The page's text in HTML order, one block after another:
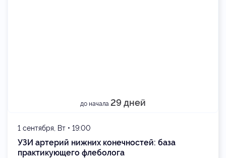
до начала 29 дней
1 сентября, Вт • 19:00
УЗИ артерий нижних конечностей: база
практикующего флеболога